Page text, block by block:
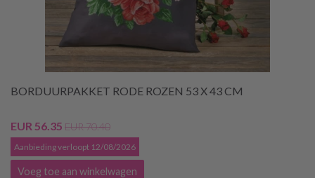
BORDUURPAKKET RODE ROZEN 53 X 43 CM
EUR 56.35 EUR 70.40
Aanbieding verloopt 12/08/2026
Voeg toe aan winkelwagen